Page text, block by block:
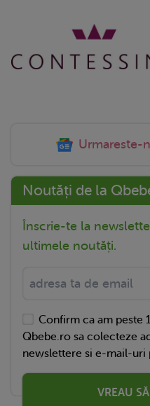
Urmareste-
Noutăți de la
Înscrie-te la
ultimele noutăți.
Confirm ca am peste
Qbebe.ro sa colecteze
newslettere si e-mail-uri
VREAU